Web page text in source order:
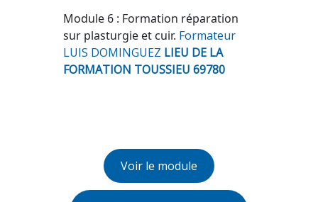
Module 6 : Formation réparation
sur plasturgie et cuir. Formateur
LUIS DOMINGUEZ LIEU DE LA
FORMATION TOUSSIEU 69780
Voir le module